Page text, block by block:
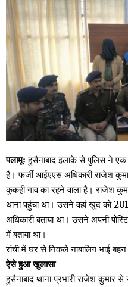
पलामूः हुसैनाबाद इलाके से पुलिस ने एक
है। फर्जी आईएएस अधिकारी राजेश
कुकही गांव का रहने वाला है। राजेश
थाना पहुंचा था। उसने वहां खुद को
अधिकारी बताया था। उसने अपनी
में बताया था।
रांची में घर से निकले नाबालिग भाई
ऐसे हुआ खुलासा
हुसैनाबाद थाना प्रभारी राजेश कुमार